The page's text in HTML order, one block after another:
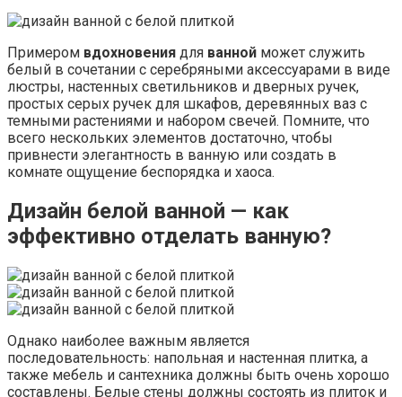
Примером вдохновения для ванной может служить
белый в сочетании с серебряными аксессуарами в виде
люстры, настенных светильников и дверных ручек,
простых серых ручек для шкафов, деревянных ваз с
темными растениями и набором свечей. Помните, что
всего нескольких элементов достаточно, чтобы
привнести элегантность в ванную или создать в
комнате ощущение беспорядка и хаоса.
Дизайн белой ванной — как
эффективно отделать ванную?
Однако наиболее важным является
последовательность: напольная и настенная плитка, а
также мебель и сантехника должны быть очень хорошо
составлены. Белые стены должны состоять из плиток и